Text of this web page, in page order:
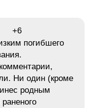
+6
погибшего
Ни один (кроме
родным